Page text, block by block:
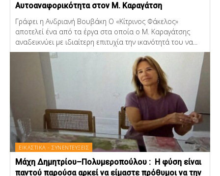
Αυτοαναφορικότητα στον Μ. Καραγάτση
Γράφει η Ανδριανή Βουβάκη Ο «Κίτρινος Φάκελος»
αποτελεί ένα από τα έργα στα οποία ο Μ. Καραγάτσης
αναδεικνύει με ιδιαίτερη επιτυχία την ικανότητά του να...
ΕΙΚΑΣΤΙΚΑ - ΣΥΝΕΝΤΕΥΞΕΙΣ
Μάχη Δημητρίου–Πολυμεροπούλου : Η φύση είναι
παντού παρούσα αρκεί να είμαστε πρόθυμοι να την